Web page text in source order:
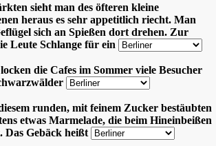
sieht man des öfteren kleine
heraus es sehr appetitlich riecht. Man
sich an Spießen dort drehen. Zur
Leute Schlange für ein
die Cafes im Sommer viele Besucher
runden, mit feinem Zucker bestäubten
etwas Marmelade, die beim Hineinbeißen
Gebäck heißt